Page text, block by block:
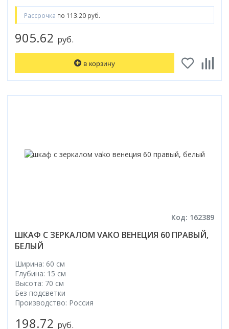
Рассрочка по 113.20 руб.
905.62 руб.
в корзину
Код: 162389
ШКАФ С ЗЕРКАЛОМ VAKO ВЕНЕЦИЯ 60 ПРАВЫЙ,
БЕЛЫЙ
Ширина: 60 см
Глубина: 15 см
Высота: 70 см
Без подсветки
Производство: Россия
198.72 руб.